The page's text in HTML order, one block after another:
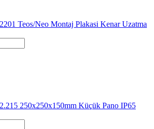
Teos/Neo Montaj Plakasi Kenar Uzatma
250x250x150mm Küçük Pano IP65